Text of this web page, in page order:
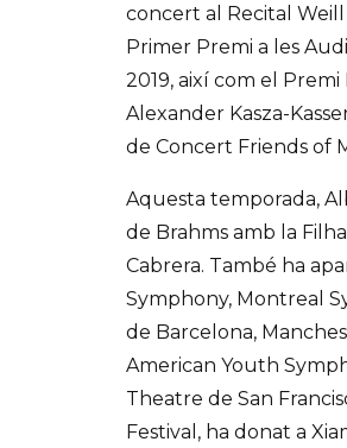
concert al Recital Weill
Primer Premi a les
2019, així com el
Alexander Kasza-
de Concert Friends of
Aquesta temporada,
de Brahms amb la
Cabrera. També ha
Symphony, Montreal
de Barcelona,
American Youth
Theatre de San
Festival, ha donat a